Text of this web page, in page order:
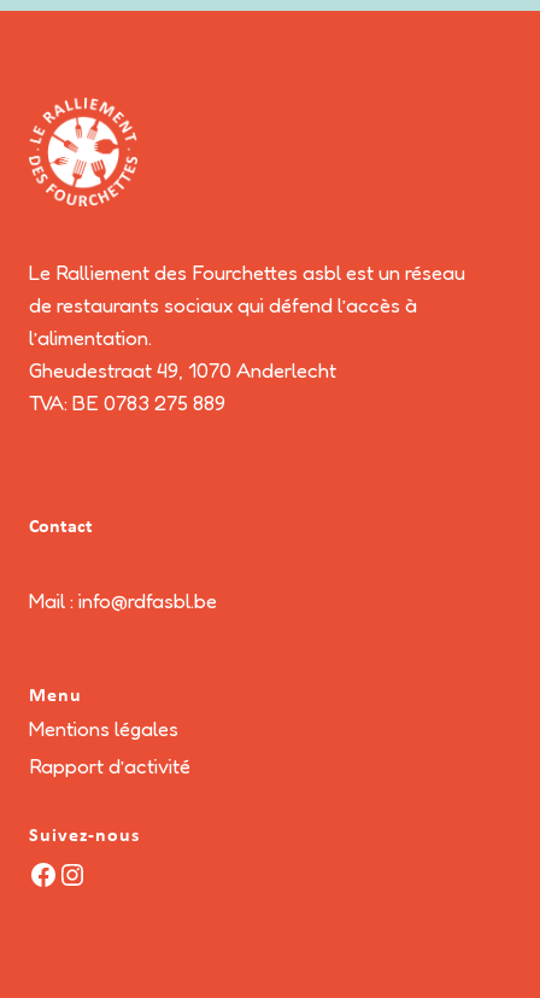
Le Ralliement des Fourchettes asbl est un réseau
de restaurants sociaux qui défend l’accès à
l’alimentation.
Gheudestraat 49, 1070 Anderlecht
TVA: BE 0783 275 889
Contact
Mail : info@rdfasbl.be
Menu
Mentions légales
Rapport d’activité
Suivez-nous
Facebook
Instagram